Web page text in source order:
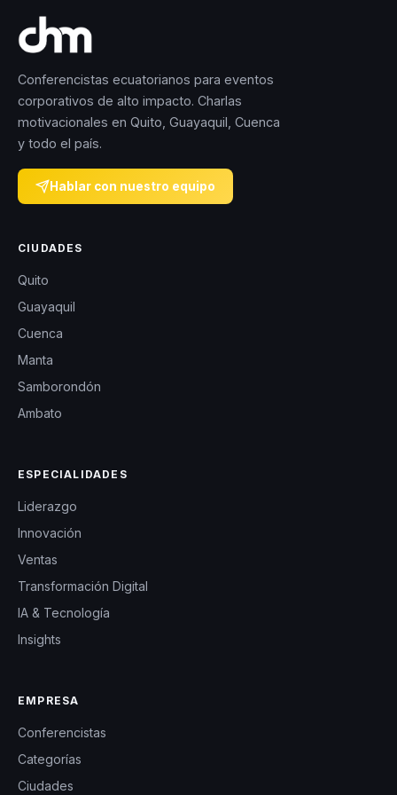
Conferencistas ecuatorianos para eventos
corporativos de alto impacto. Charlas
motivacionales en Quito, Guayaquil, Cuenca
y todo el país.
Hablar con nuestro equipo
CIUDADES
Quito
Guayaquil
Cuenca
Manta
Samborondón
Ambato
ESPECIALIDADES
Liderazgo
Innovación
Ventas
Transformación Digital
IA & Tecnología
Insights
EMPRESA
Conferencistas
Categorías
Ciudades